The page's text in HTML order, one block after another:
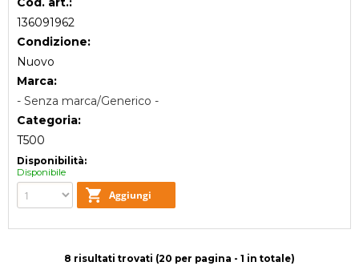
136091962
Condizione:
Nuovo
Marca:
- Senza marca/Generico -
Categoria:
T500
Disponibilità:
Disponibile
8 risultati trovati (20 per pagina - 1 in totale)